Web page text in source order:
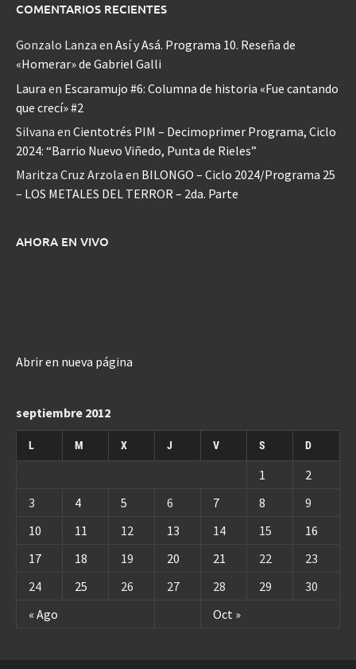
COMENTARIOS RECIENTES
Gonzalo Lanza en Así y Asá. Programa 10. Reseña de
«Homerar» de Gabriel Galli
Laura en Escaramujo #6: Columna de historia «Fue cantando
que crecí» #2
Silvana en Cientotrés PIM – Decimoprimer Programa, Ciclo
2024: “Barrio Nuevo Viñedo, Punta de Rieles”
Maritza Cruz Arzola en BILONGO – Ciclo 2024/Programa 25
– LOS METALES DEL TERROR – 2da. Parte
AHORA EN VIVO
Abrir en nueva página
septiembre 2012
L M X J V S D
« Ago Oct »
1
2
3
4 5 6 7 8
9
10
11 12 13 14 15
16
17
18 19 20 21 22
23
24
25 26 27 28 29 30